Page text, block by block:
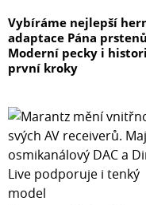
Vybíráme nejlepší
adaptace Pána
Moderní pecky i
první kroky